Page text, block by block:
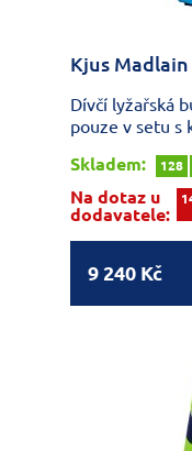
Kjus
Dívčí lyžařská
pouze v setu s
Skladem:
128
Na dotaz u
dodavatele:
9 240 Kč